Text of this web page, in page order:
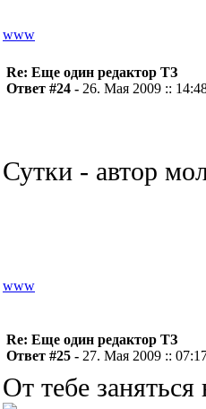
www
Re: Еще один редактор ТЗ
Ответ #24 - 26. Мая 2009 ::
Сутки - автор
www
Re: Еще один редактор ТЗ
Ответ #25 - 27. Мая 2009 ::
От тебе